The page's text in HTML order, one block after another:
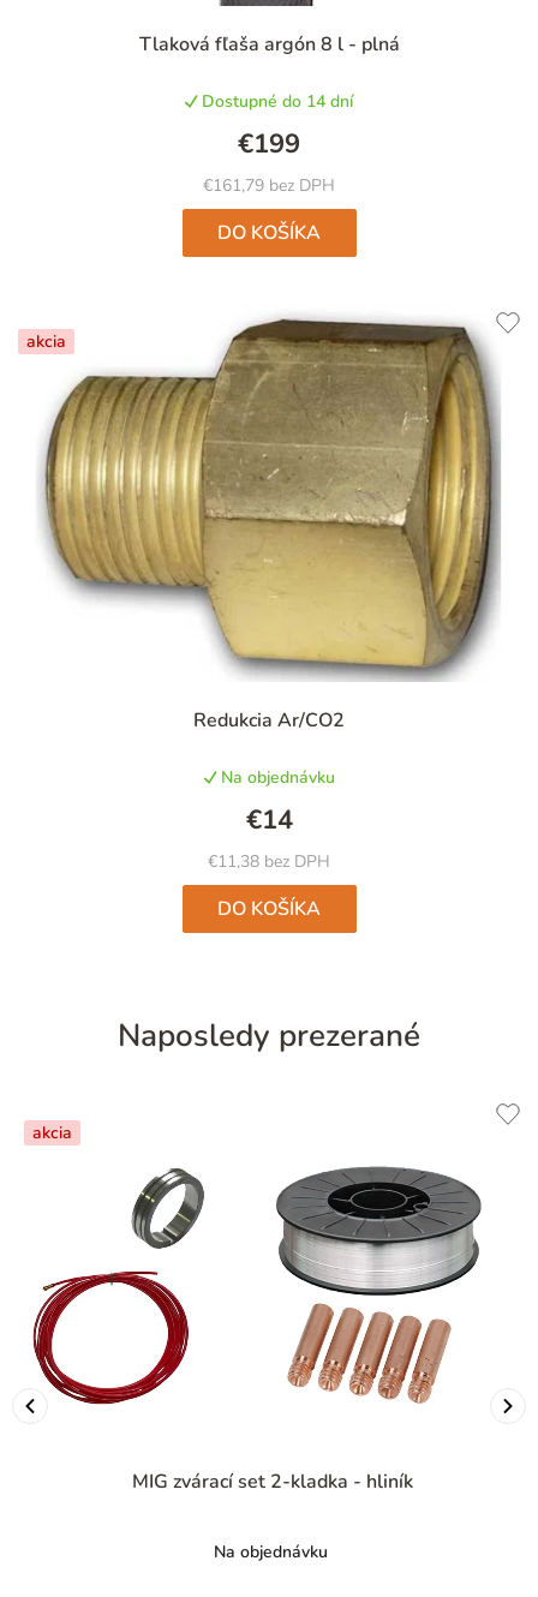
Tlaková fľaša argón 8 l - plná
hodnotenie
je
5,0
z
5
hviezdičiek.
Dostupné do 14 dní
€161,79 bez DPH
€199
DO KOŠÍKA
akcia
Redukcia Ar/CO2
hodnotenie
je
5,0
z
5
hviezdičiek.
Na objednávku
€11,38 bez DPH
€14
DO KOŠÍKA
Naposledy prezerané
akcia
MIG zvárací set 2-kladka - hliník
Na objednávku